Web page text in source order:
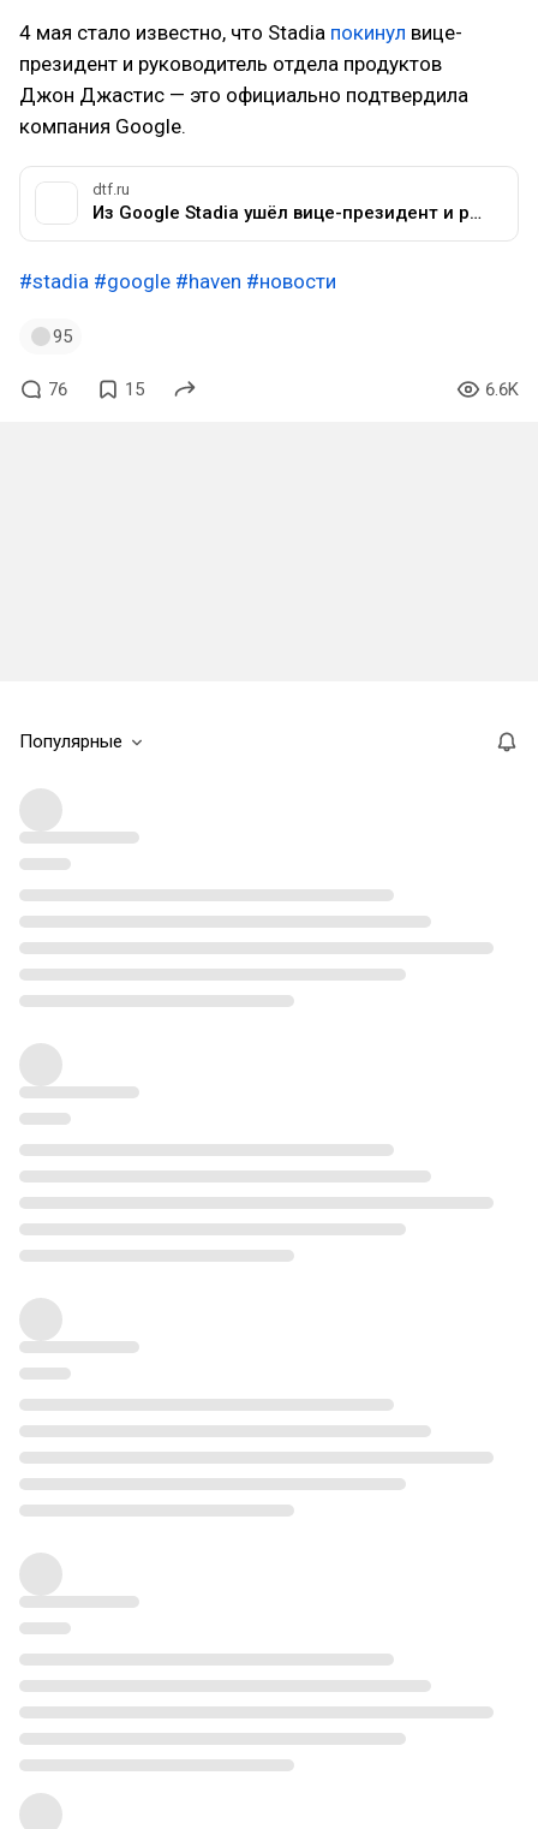
4 мая стало известно, что Stadia покинул вице-
президент и руководитель отдела продуктов
Джон Джастис — это официально подтвердила
компания Google.
dtf.ru
Из Google Stadia ушёл вице-президент и руководитель отдела продуктов Джон Джастис — Железо на DTF
#stadia #google #haven #новости
95
76 15 6.6K
Популярные